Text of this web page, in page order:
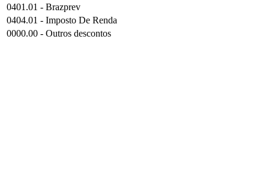
0401.01 - Brazprev
0404.01 - Imposto De Renda
0000.00 - Outros descontos